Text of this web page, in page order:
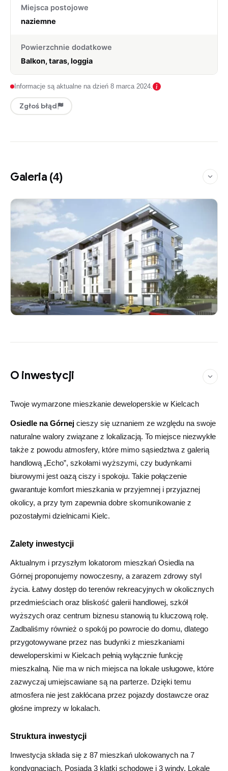
Miejsca postojowe
naziemne
Powierzchnie dodatkowe
Balkon, taras, loggia
Informacje są aktualne na dzień 8 marca 2024.
Zgłoś błąd
Galeria (4)
O inwestycji
Twoje wymarzone mieszkanie deweloperskie w Kielcach
Osiedle na Górnej cieszy się uznaniem ze względu na swoje
naturalne walory związane z lokalizacją. To miejsce niezwykłe
także z powodu atmosfery, które mimo sąsiedztwa z galerią
handlową „Echo”, szkołami wyższymi, czy budynkami
biurowymi jest oazą ciszy i spokoju. Takie połączenie
gwarantuje komfort mieszkania w przyjemnej i przyjaznej
okolicy, a przy tym zapewnia dobre skomunikowanie z
pozostałymi dzielnicami Kielc.
Zalety inwestycji
Aktualnym i przyszłym lokatorom mieszkań Osiedla na
Górnej proponujemy nowoczesny, a zarazem zdrowy styl
życia. Łatwy dostęp do terenów rekreacyjnych w okolicznych
przedmieściach oraz bliskość galerii handlowej, szkół
wyższych oraz centrum biznesu stanowią tu kluczową rolę.
Zadbaliśmy również o spokój po powrocie do domu, dlatego
przygotowywane przez nas budynki z mieszkaniami
deweloperskimi w Kielcach pełnią wyłącznie funkcję
mieszkalną. Nie ma w nich miejsca na lokale usługowe, które
zazwyczaj umiejscawiane są na parterze. Dzięki temu
atmosfera nie jest zakłócana przez pojazdy dostawcze oraz
głośne imprezy w lokalach.
Struktura inwestycji
Inwestycja składa się z 87 mieszkań ulokowanych na 7
kondygnacjach. Posiada 3 klatki schodowe i 3 windy. Lokale